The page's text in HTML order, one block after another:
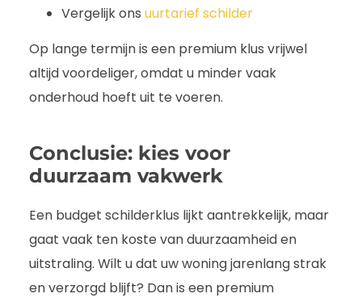
Vergelijk ons uurtarief schilder
Op lange termijn is een premium klus vrijwel
altijd voordeliger, omdat u minder vaak
onderhoud hoeft uit te voeren.
Conclusie: kies voor
duurzaam vakwerk
Een budget schilderklus lijkt aantrekkelijk, maar
gaat vaak ten koste van duurzaamheid en
uitstraling. Wilt u dat uw woning jarenlang strak
en verzorgd blijft? Dan is een premium